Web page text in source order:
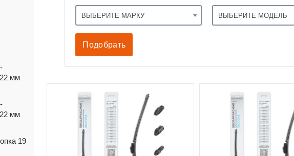
мм
мм
19
ВЫБЕРИТЕ МАРКУ ВЫБЕРИТЕ МОДЕЛЬ